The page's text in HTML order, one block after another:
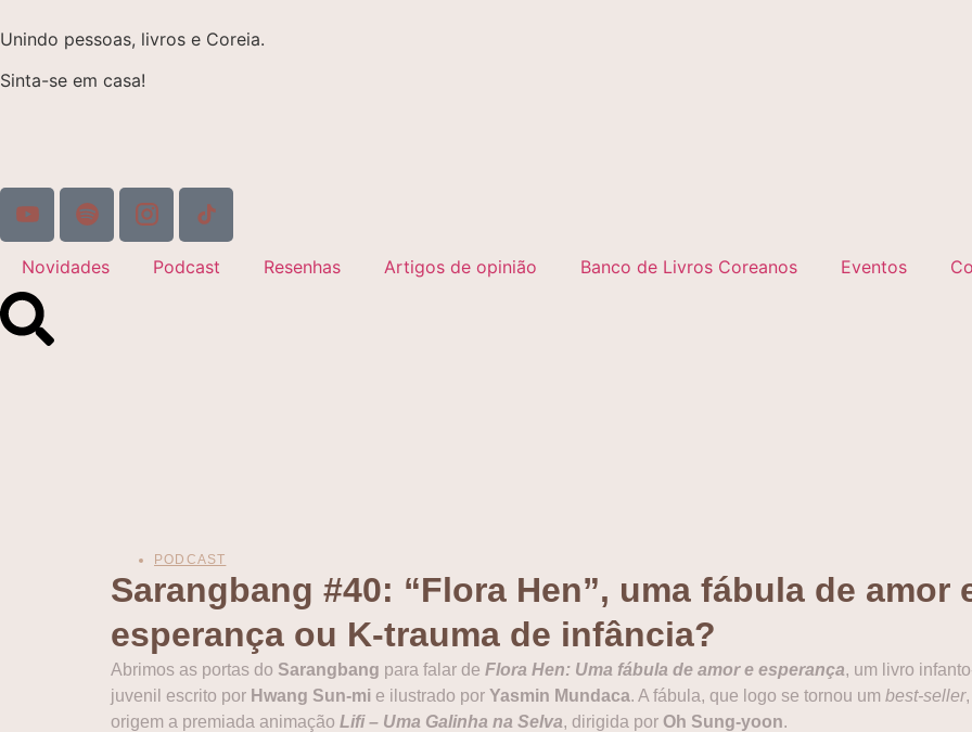
Unindo pessoas, livros e Coreia.
Sinta-se em casa!
Novidades Podcast Resenhas Artigos de opinião Banco de Livros Coreanos Eventos
PODCAST
Sarangbang #40: “Flora Hen”, uma fábula de amor
esperança ou K-trauma de infância?
Abrimos as portas do Sarangbang para falar de Flora Hen: Uma fábula de amor e esperança, um livro
juvenil escrito por Hwang Sun-mi e ilustrado por Yasmin Mundaca. A fábula, que logo se tornou um best-seller
origem a premiada animação Lifi – Uma Galinha na Selva, dirigida por Oh Sung-yoon.